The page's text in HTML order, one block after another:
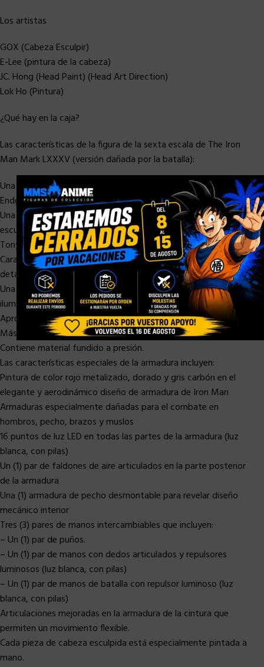
Los artistas
GOX (Cabeza Esculpir)
E-Lee (pintura de la cabeza)
JC. Hong (Head Paint) (Head Art Direction)
Lok Ho (Pintura)
¿Qué hay en la caja?
Las características de la figura de la sexta escala de The Iron
Man Mark LXXXV (versión dañada por la batalla):
Una imagen auténtica y detallada de Iron Man en Avengers:
Endgame
Una (1) cabeza de batalla dañada recientemente desarrollada
esculpe con una imagen auténtica de Robert Downey Jr. como
Tony Stark en la película
Características faciales precisas de la película con barba
detallada, arrugas y textura de la piel
Una (1) cabeza con casco intercambiable con función de
iluminación LED (luz blanca, con pilas)
Aproximadamente 32.5 cm de altura
Más de 30 puntos de articulaciones.
Contiene material fundido a presión.
Las características especiales de la armadura incluyen:
Pintura de color rojo metalizado, dorado y gris carbón en el
elegante y aerodinámico diseño de armadura de Iron Man
Armaduras especialmente dañadas para el combate en
hombros, pecho, brazos y muslos
16 puntos de luz LED en todas las partes de la armadura (luz
blanca, con pilas)
Un (1) par de faldones de aire articulados en la parte posterior
de la armadura
Una (1) armadura de pecho desmontable para revelar diseño
mecánico interior
Tres (3) pares de manos intercambiables que incluyen:
– Un (1) par de puños.
– Un (1) par de manos con dedos articulados y repulsores
luminosos (luz blanca, con pilas)
– Un (1) par de manos de batalla con repulsor luminoso (luz
blanca, con pilas)
Articulaciones mejoradas en la armadura de la cintura que
permiten un movimiento flexible.
Cada pieza de cabeza esculpida está especialmente pintada a
mano.
×